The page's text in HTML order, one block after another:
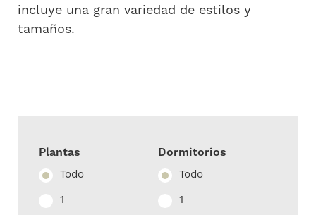
incluye una gran variedad de estilos y
tamaños.
Plantas
Todo
1
Dormitorios
Todo
1